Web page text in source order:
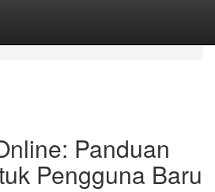
Panduan
Pengguna Baru